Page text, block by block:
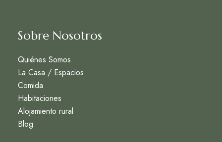
Sobre Nosotros
Quiénes Somos
La Casa / Espacios
Comida
Habitaciones
Alojamiento rural
Blog